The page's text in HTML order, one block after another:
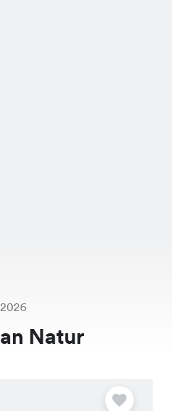
Natur